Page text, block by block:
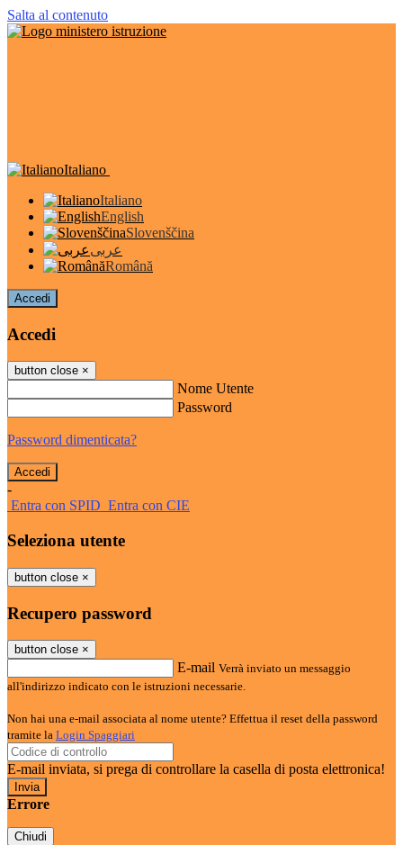
Salta al contenuto
Italiano
Italiano
English
Slovenščina
عربى
Română
Accedi
Accedi
button close ×
Nome Utente
Password
Password dimenticata?
-
Entra con SPID Entra con CIE
Seleziona utente
button close ×
Recupero password
button close ×
E-mail Verrà inviato un messaggio
all'indirizzo indicato con le istruzioni necessarie.
Non hai una e-mail associata al nome utente? Effettua il reset della password
tramite la Login Spaggiari
E-mail inviata, si prega di controllare la casella di posta elettronica!
Errore
Chiudi